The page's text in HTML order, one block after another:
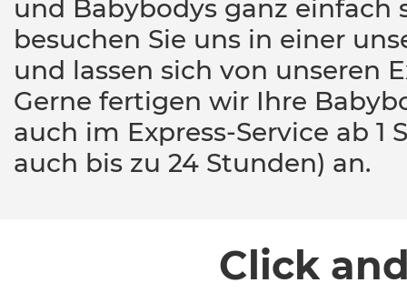
und Babybodys ganz einfach
besuchen Sie uns in einer
und lassen sich von unseren
Gerne fertigen wir Ihre
auch im Express-Service ab 1
auch bis zu 24 Stunden) an.
Click